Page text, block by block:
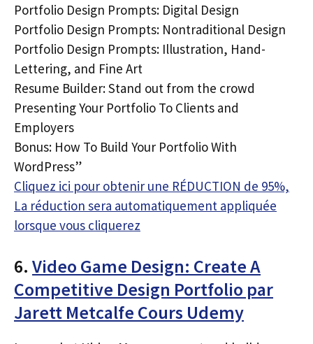
Portfolio Design Prompts: Digital Design
Portfolio Design Prompts: Nontraditional Design
Portfolio Design Prompts: Illustration, Hand-
Lettering, and Fine Art
Resume Builder: Stand out from the crowd
Presenting Your Portfolio To Clients and
Employers
Bonus: How To Build Your Portfolio With
WordPress”
Cliquez ici pour obtenir une RÉDUCTION de 95%,
La réduction sera automatiquement appliquée
lorsque vous cliquerez
6. Video Game Design: Create A
Competitive Design Portfolio par
Jarett Metcalfe Cours Udemy